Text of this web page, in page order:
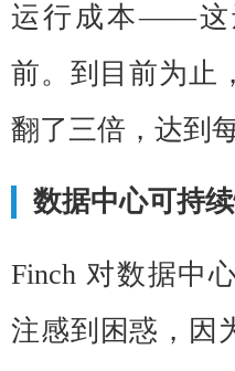
运行成本——这
前。到目前为止
翻了三倍，达到
数据中心可持
Finch 对数据中
注感到困惑，因